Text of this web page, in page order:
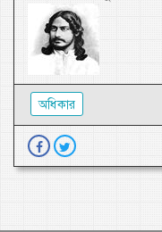
অধিকার